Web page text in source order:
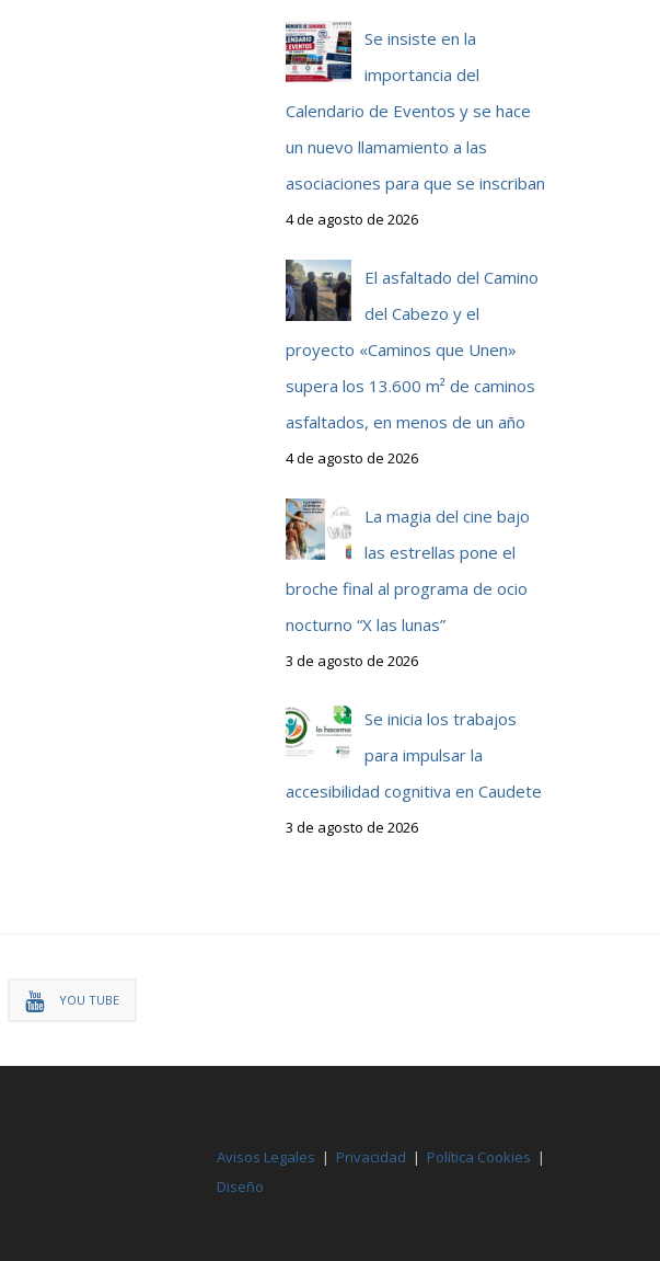
Se insiste en la
importancia del
Calendario de Eventos y se hace
un nuevo llamamiento a las
asociaciones para que se inscriban
4 de agosto de 2026
El asfaltado del Camino
del Cabezo y el
proyecto «Caminos que Unen»
supera los 13.600 m² de caminos
asfaltados, en menos de un año
4 de agosto de 2026
La magia del cine bajo
las estrellas pone el
broche final al programa de ocio
nocturno “X las lunas”
3 de agosto de 2026
Se inicia los trabajos
para impulsar la
accesibilidad cognitiva en Caudete
3 de agosto de 2026
YOU TUBE
Avisos Legales | Privacidad | Política Cookies |
Diseño